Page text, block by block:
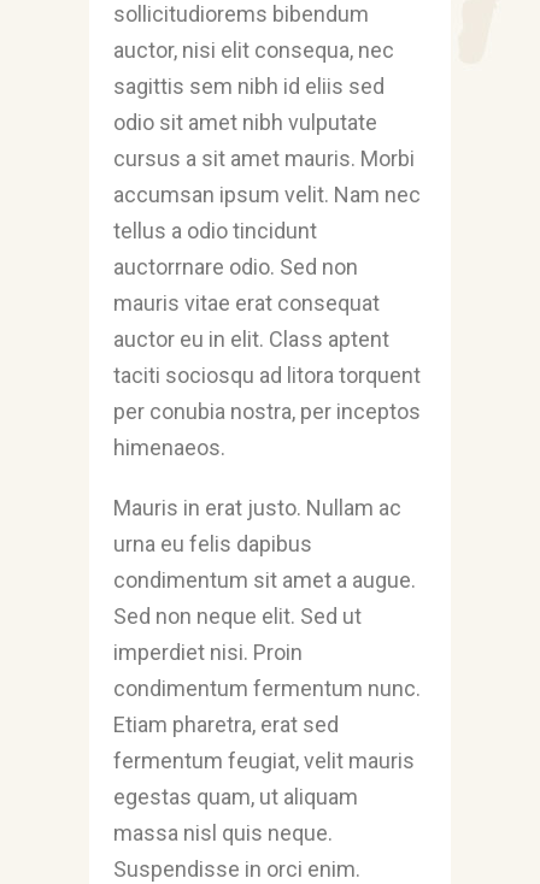
sollicitudiorems bibendum
auctor, nisi elit consequa, nec
sagittis sem nibh id eliis sed
odio sit amet nibh vulputate
cursus a sit amet mauris. Morbi
accumsan ipsum velit. Nam nec
tellus a odio tincidunt
auctorrnare odio. Sed non
mauris vitae erat consequat
auctor eu in elit. Class aptent
taciti sociosqu ad litora torquent
per conubia nostra, per inceptos
himenaeos.
Mauris in erat justo. Nullam ac
urna eu felis dapibus
condimentum sit amet a augue.
Sed non neque elit. Sed ut
imperdiet nisi. Proin
condimentum fermentum nunc.
Etiam pharetra, erat sed
fermentum feugiat, velit mauris
egestas quam, ut aliquam
massa nisl quis neque.
Suspendisse in orci enim.